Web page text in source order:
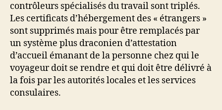
contrôleurs spécialisés du travail sont triplés.
Les certificats d’hébergement des « étrangers »
sont supprimés mais pour être remplacés par
un système plus draconien d’attestation
d’accueil émanant de la personne chez qui le
voyageur doit se rendre et qui doit être délivré à
la fois par les autorités locales et les services
consulaires.